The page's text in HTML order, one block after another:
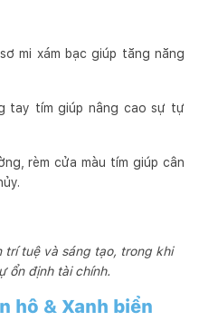
mi xám bạc giúp tăng năng
tay tím giúp nâng cao sự tự
rèm cửa màu tím giúp cân
trí tuệ và sáng tạo, trong khi
ổn định tài chính.
hô & Xanh biển